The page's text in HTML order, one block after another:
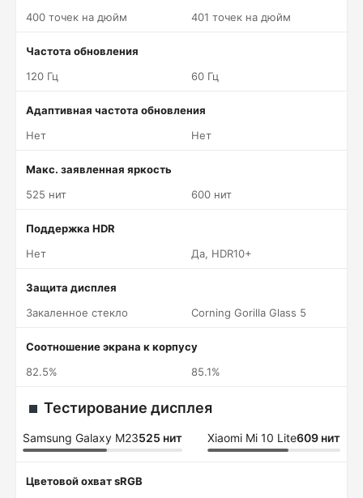
400 точек на дюйм
401 точек на дюйм
Частота обновления
120 Гц
60 Гц
Адаптивная частота обновления
Нет
Нет
Макс. заявленная яркость
525 нит
600 нит
Поддержка HDR
Нет
Да, HDR10+
Защита дисплея
Закаленное стекло
Corning Gorilla Glass 5
Соотношение экрана к корпусу
82.5%
85.1%
Тестирование дисплея
Samsung Galaxy M23525 нит Xiaomi Mi 10 Lite609 нит
Цветовой охват sRGB